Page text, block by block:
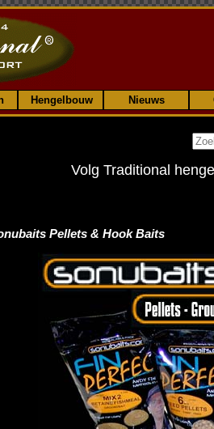
Hengelbouw Nieuws
Volg Traditional
Pellets & Hook Baits